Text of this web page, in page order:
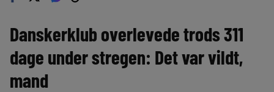
Danskerklub overlevede trods 311
dage under stregen: Det var vildt,
mand